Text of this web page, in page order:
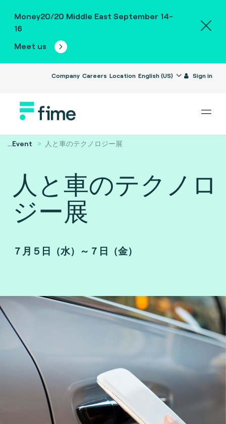
Money20/20 Middle East September 14-
16
Meet us
Company Careers Location English (US) Sign in
...Event 人と車のテクノロジー展
人と車のテクノロ
ジー展
７月５日（水）～７日（金）
名古屋 Aichi Sky Expo